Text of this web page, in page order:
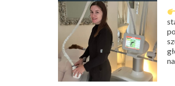
po
wpisach